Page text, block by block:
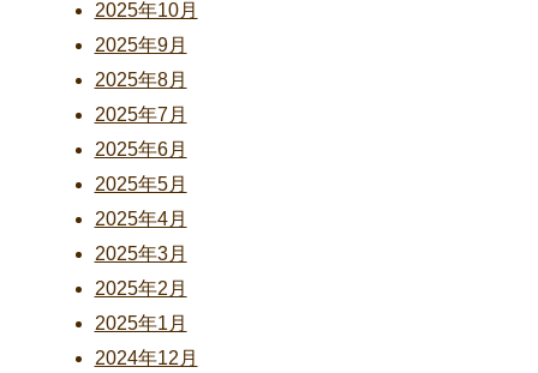
2025年10月
2025年9月
2025年8月
2025年7月
2025年6月
2025年5月
2025年4月
2025年3月
2025年2月
2025年1月
2024年12月